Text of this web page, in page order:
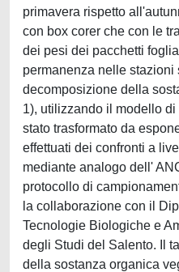
primavera rispetto
con box corer che con le
dei pesi dei pacchetti
permanenza nelle
decomposizione della
1), utilizzando il modello
stato trasformato da
effettuati dei confronti a
mediante analogo dell'
protocollo di
la collaborazione con il
Tecnologie Biologiche e
degli Studi del Salento. Il
della sostanza organica